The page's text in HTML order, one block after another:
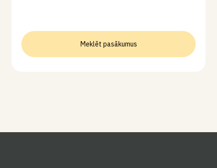
Meklēt pasākumus